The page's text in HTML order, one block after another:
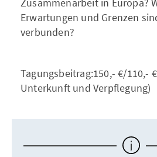
Erwartungen und Grenzen
verbunden?
Tagungsbeitrag:150,- €/110,-
Unterkunft und Verpflegung)